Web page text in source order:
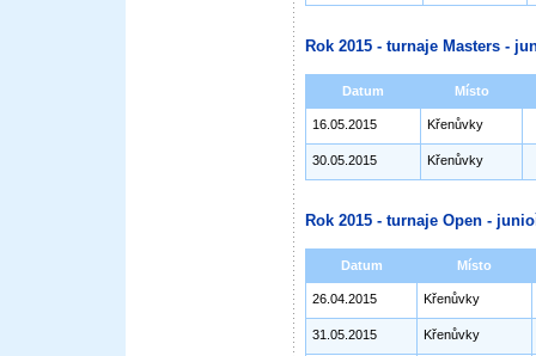
Rok 2015 - turnaje Masters -
Datum Místo
16.05.2015 Křenůvky
30.05.2015 Křenůvky
Rok 2015 - turnaje Open -
Datum Místo
26.04.2015 Křenůvky
31.05.2015 Křenůvky